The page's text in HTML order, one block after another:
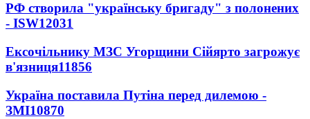
РФ створила "українську бригаду" з полонених
- ISW12031
Ексочільнику МЗС Угорщини Сійярто загрожує
в'язниця11856
Україна поставила Путіна перед дилемою -
ЗМІ10870